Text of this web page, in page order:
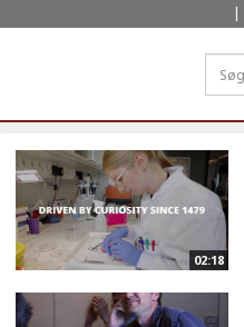
02:18